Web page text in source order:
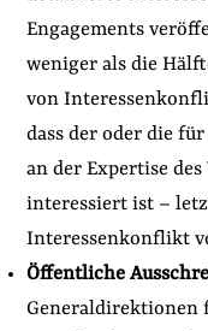
Engagements
weniger als die
von
dass der oder die
an der Expertise
interessiert ist –
Interessenkonflikt
Öffentliche
Generaldirektionen